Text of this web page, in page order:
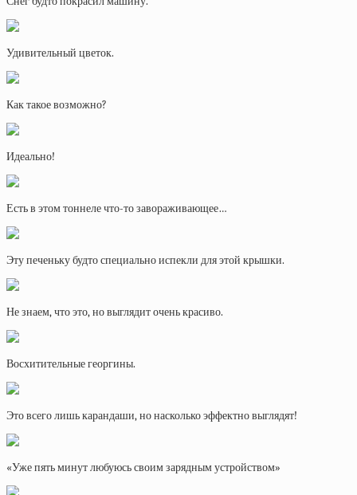
Удивительный цветок.
Как такое возможно?
Идеально!
Есть в этом тоннеле что-то завораживающее…
Эту печеньку будто специально испекли для этой крышки.
Не знаем, что это, но выглядит очень красиво.
Восхитительные георгины.
Это всего лишь карандаши, но насколько эффектно выглядят!
«Уже пять минут любуюсь своим зарядным устройством»